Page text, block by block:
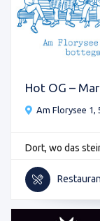
Hot OG –
Am Florysee 1,
Dort, wo das